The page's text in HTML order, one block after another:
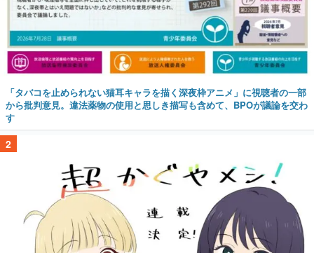
「タバコを止められない猫耳キャラを描く深夜枠アニメ」に視聴者の一部
から批判意見。違法薬物の使用と思しき描写も含めて、BPOが議論を交わ
す
2